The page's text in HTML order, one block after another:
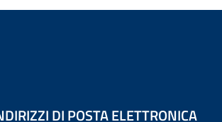
DI POSTA ELETTRONICA